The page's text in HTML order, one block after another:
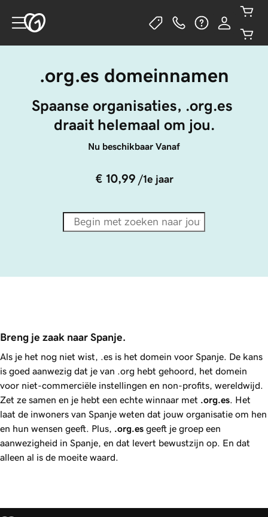
.org.es domeinnamen
Spaanse organisaties, .org.es
draait helemaal om jou.
Nu beschikbaar Vanaf
€ 10,99 /1e jaar
Breng je zaak naar Spanje.
Als je het nog niet wist, .es is het domein voor Spanje. De kans
is goed aanwezig dat je van .org hebt gehoord, het domein
voor niet-commerciële instellingen en non-profits, wereldwijd.
Zet ze samen en je hebt een echte winnaar met .org.es . Het
laat de inwoners van Spanje weten dat jouw organisatie om hen
en hun wensen geeft. Plus,
.org.es geeft je groep een
aanwezigheid in Spanje, en dat levert bewustzijn op. En dat
alleen al is de moeite waard.